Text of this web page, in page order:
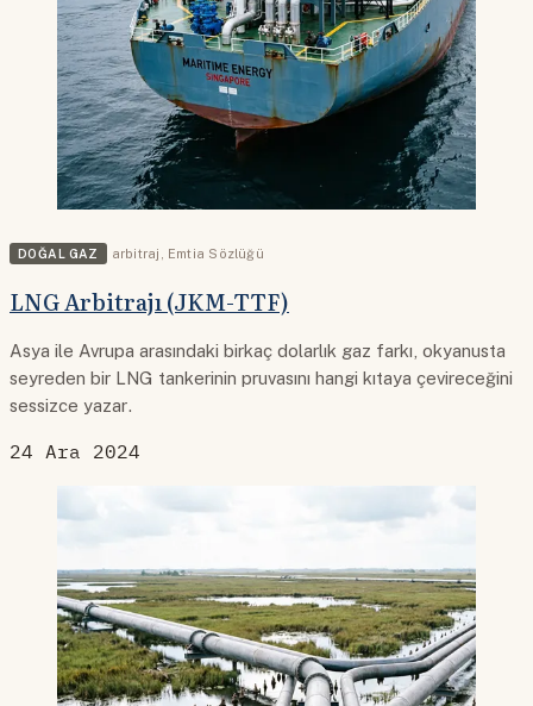
DOĞAL GAZ arbitraj Emtia Sözlüğü
LNG Arbitrajı (JKM-TTF)
Asya ile Avrupa arasındaki birkaç dolarlık gaz farkı, okyanusta
seyreden bir LNG tankerinin pruvasını hangi kıtaya çevireceğini
sessizce yazar.
24 Ara 2024